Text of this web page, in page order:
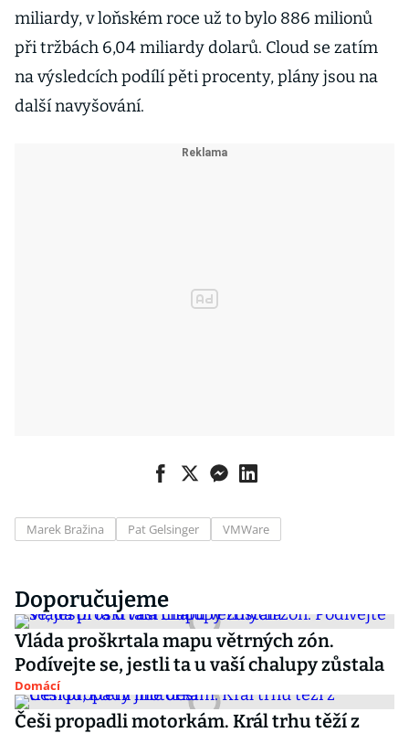
miliardy, v loňském roce už to bylo 886 milionů
při tržbách 6,04 miliardy dolarů. Cloud se zatím
na výsledcích podílí pěti procenty, plány jsou na
další navyšování.
Marek Bražina Pat Gelsinger VMWare
Doporučujeme
Vláda proškrtala mapu větrných zón.
Podívejte se, jestli ta u vaší chalupy zůstala
Domácí
Češi propadli motorkám. Král trhu těží z